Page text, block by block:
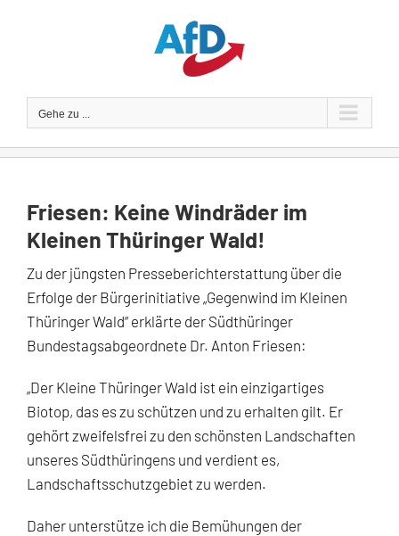
Gehe zu ...
Friesen: Keine Windräder im
Kleinen Thüringer Wald!
Zu der jüngsten Presseberichterstattung über die
Erfolge der Bürgerinitiative „Gegenwind im Kleinen
Thüringer Wald“ erklärte der Südthüringer
Bundestagsabgeordnete Dr. Anton Friesen:
„Der Kleine Thüringer Wald ist ein einzigartiges
Biotop, das es zu schützen und zu erhalten gilt. Er
gehört zweifelsfrei zu den schönsten Landschaften
unseres Südthüringens und verdient es,
Landschaftsschutzgebiet zu werden.
Daher unterstütze ich die Bemühungen der